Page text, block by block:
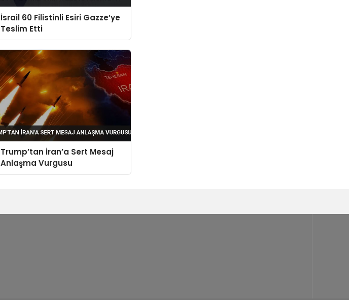
İsrail 60 Filistinli Esiri Gazze’ye
Teslim Etti
Trump’tan İran’a Sert Mesaj
Anlaşma Vurgusu